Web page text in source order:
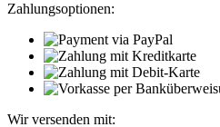
Zahlungsoptionen:
Wir versenden mit: